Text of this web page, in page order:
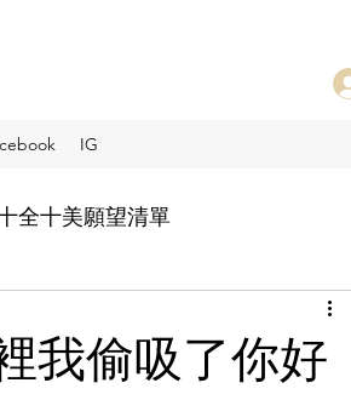
IG
全十美願望清單
我偷吸了你好